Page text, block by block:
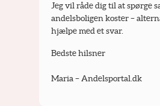
Jeg vil råde dig til at spørge
andelsboligen koster –
hjælpe med et svar.
Bedste hilsner
Maria – Andelsportal.dk